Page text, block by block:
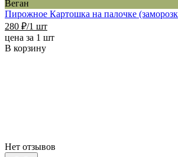
Веган
Пирожное Картошка на палочке
280 ₽/1 шт
цена за 1 шт
В корзину
Нет отзывов